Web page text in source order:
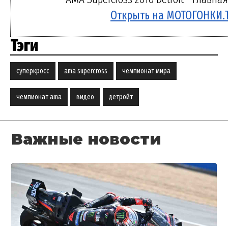
Открыть на
Тэги
суперкросс ama supercross чемпионат мира
чемпионат ama видео детройт
Важные новости